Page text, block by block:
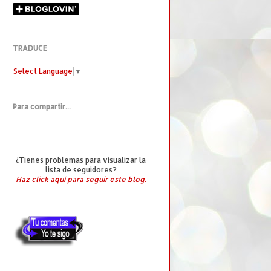
TRADUCE
Select Language ▼
Para compartir...
¿Tienes problemas para visualizar la
lista de seguidores?
Haz click aquí para seguir este blog.